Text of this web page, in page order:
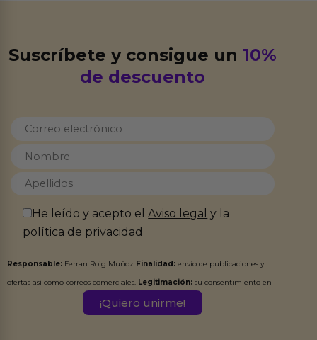
Suscríbete y consigue un10%
de descuento
He leído y acepto elAviso legal y la
política de privacidad
Responsable: Ferran Roig Muñoz Finalidad: envío de publicaciones y
ofertas así como correos comerciales. Legitimación: su consentimiento en
Destinatarios:Ferran Roig Muñoz. Podrás ejercer tus